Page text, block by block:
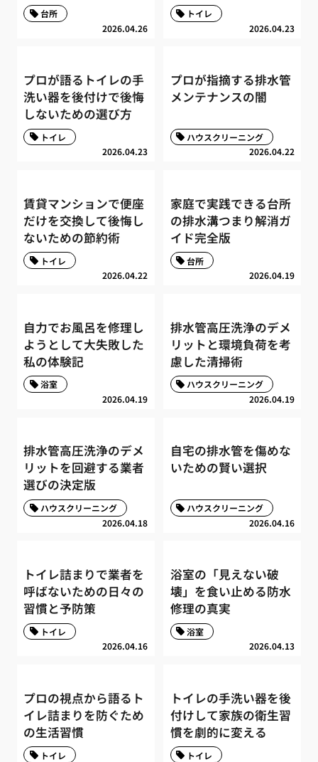
2026.04.26
台所
2026.04.23
トイレ
プロが語るトイレの手
洗い器を後付けで後悔
しないための選び方
2026.04.23
トイレ
プロが指摘する排水管
メンテナンスの闇
2026.04.22
ハウスクリーニング
賃貸マンションで便座
だけを交換して後悔し
ないための節約術
2026.04.22
トイレ
家庭で実践できる台所
の排水溝つまり解消ガ
イド完全版
2026.04.19
台所
自力でお風呂を修理し
ようとして大失敗した
私の体験記
2026.04.19
浴室
排水管高圧洗浄のデメ
リットと環境負荷を考
慮した清掃術
2026.04.19
ハウスクリーニング
排水管高圧洗浄のデメ
リットを回避する業者
選びの決定版
2026.04.18
ハウスクリーニング
自宅の排水管を傷めな
いための賢い選択
2026.04.16
ハウスクリーニング
トイレ詰まりで業者を
呼ばないための日々の
習慣と予防策
2026.04.16
トイレ
浴室の「見えない破
壊」を食い止める防水
修理の真実
2026.04.13
浴室
プロの視点から語るト
イレ詰まりを防ぐため
の生活習慣
トイレ
トイレの手洗い器を後
付けして家族の衛生習
慣を劇的に変える
トイレ